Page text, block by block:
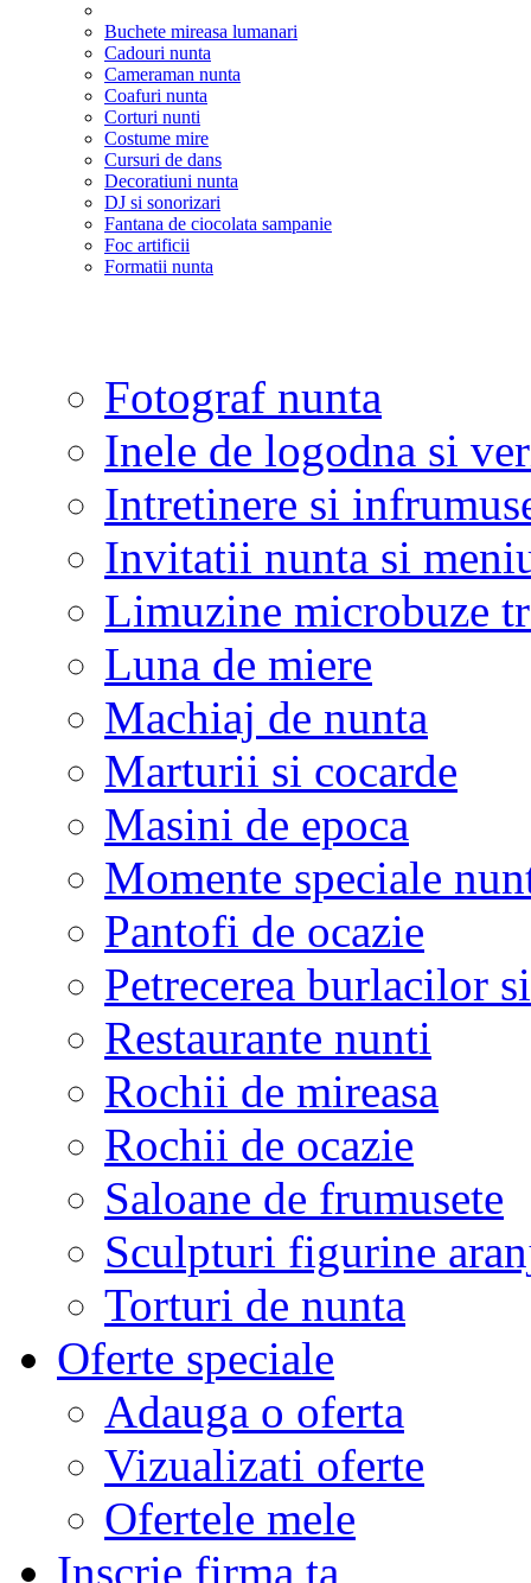
Buchete mireasa lumanari
Cadouri nunta
Cameraman nunta
Coafuri nunta
Corturi nunti
Costume mire
Cursuri de dans
Decoratiuni nunta
DJ si sonorizari
Fantana de ciocolata sampanie
Foc artificii
Formatii nunta
Fotograf nunta
Inele de logodna si
Intretinere si
Invitatii nunta si
Limuzine microbuze
Luna de miere
Machiaj de nunta
Marturii si cocarde
Masini de epoca
Momente speciale
Pantofi de ocazie
Petrecerea burlacilor
Restaurante nunti
Rochii de mireasa
Rochii de ocazie
Saloane de frumusete
Sculpturi figurine
Torturi de nunta
Oferte speciale
Adauga o oferta
Vizualizati oferte
Ofertele mele
Inscrie firma ta